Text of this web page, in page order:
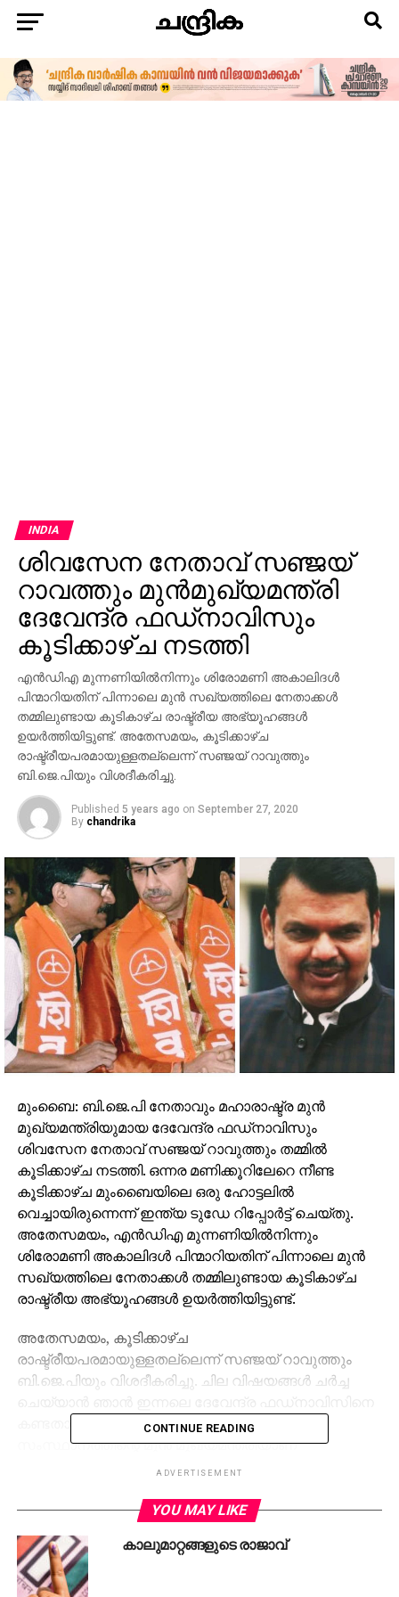
INDIA
ശിവസേന നേതാവ് സഞ്ജയ്
റാവത്തും മുന്‍മുഖ്യമന്ത്രി
ദേവേന്ദ്ര ഫഡ്‌നാവിസും
കൂടിക്കാഴ്ച നടത്തി
എന്‍ഡിഎ മുന്നണിയില്‍നിന്നും ശിരോമണി അകാലിദള്‍
പിന്മാറിയതിന് പിന്നാലെ മുന്‍ സഖ്യത്തിലെ നേതാക്കള്‍
തമ്മിലുണ്ടായ കൂടികാഴ്ച രാഷ്ട്രീയ അഭ്യൂഹങ്ങള്‍
ഉയര്‍ത്തിയിട്ടുണ്ട്. അതേസമയം, കൂടിക്കാഴ്ച
രാഷ്ട്രീയപരമായുള്ളതല്ലെന്ന് സഞ്ജയ് റാവുത്തും
ബി.ജെ.പിയും വിശദീകരിച്ചു.
Published 5 years ago on September 27, 2020
By chandrika
മുംബൈ: ബി.ജെ.പി നേതാവും മഹാരാഷ്ട്ര മുന്‍
മുഖ്യമന്ത്രിയുമായ ദേവേന്ദ്ര ഫഡ്‌നാവിസും
ശിവസേന നേതാവ് സഞ്ജയ് റാവുത്തും തമ്മില്‍
കൂടിക്കാഴ്ച നടത്തി. ഒന്നര മണിക്കൂറിലേറെ നീണ്ട
കൂടിക്കാഴ്ച മുംബൈയിലെ ഒരു ഹോട്ടലില്‍
വെച്ചായിരുന്നെന്ന് ഇന്ത്യ ടുഡേ റിപ്പോര്‍ട്ട് ചെയ്തു.
അതേസമയം, എന്‍ഡിഎ മുന്നണിയില്‍നിന്നും
ശിരോമണി അകാലിദള്‍ പിന്മാറിയതിന് പിന്നാലെ മുന്‍
സഖ്യത്തിലെ നേതാക്കള്‍ തമ്മിലുണ്ടായ കൂടികാഴ്ച
രാഷ്ട്രീയ അഭ്യൂഹങ്ങള്‍ ഉയര്‍ത്തിയിട്ടുണ്ട്.
അതേസമയം, കൂടിക്കാഴ്ച
രാഷ്ട്രീയപരമായുള്ളതല്ലെന്ന് സഞ്ജയ് റാവുത്തും
ബി.ജെ.പിയും വിശദീകരിച്ചു. ചില വിഷയങ്ങള്‍ ചര്‍ച്ച
കണ്ടതായി സഞ്ജയ് റാവത്ത് പ്രതികരിച്ചു..
സംസ്ഥാനത്തിന്റെ മുന്‍ മുഖ്യമന്ത്രിയാണ്
മഹാരാഷ്ട്രയിലെ പ്രതിപക്ഷ നേതാവുമാണ് അദ്ദേഹം.
ചുമതലയും അദ്ദേഹത്തിനാണ്. ഞങ്ങളുടെ
അറിയാമായിരുന്നെന്നും പ്രത്യയശാസ്ത്രപരമായ
വ്യത്യാസങ്ങളുണ്ടാകാമെങ്കിലും ഞങ്ങള്‍
CONTINUE READING
ADVERTISEMENT
YOU MAY LIKE
കാലുമാറ്റങ്ങളുടെ രാജാവ്